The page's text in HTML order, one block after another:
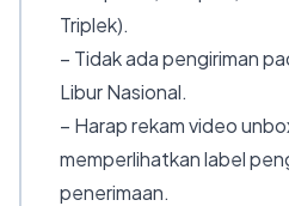
Triplek).
– Tidak ada pengiriman
Libur Nasional.
– Harap rekam video
memperlihatkan label
penerimaan.